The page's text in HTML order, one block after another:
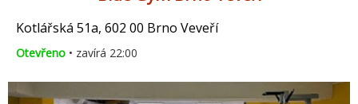
Kotlářská 51a, 602 00 Brno Veveří
Otevřeno • zavírá 22:00